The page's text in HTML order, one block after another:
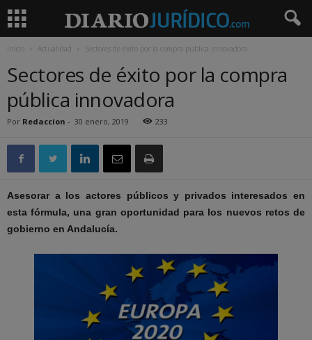
Inicio Actualidad Sectores de éxito por la compra pública innovadora
Sectores de éxito por la compra
pública innovadora
Por Redaccion - 30 enero, 2019 233
Asesorar a los actores públicos y privados interesados en
esta fórmula, una gran oportunidad para los nuevos retos de
gobierno en Andalucía.